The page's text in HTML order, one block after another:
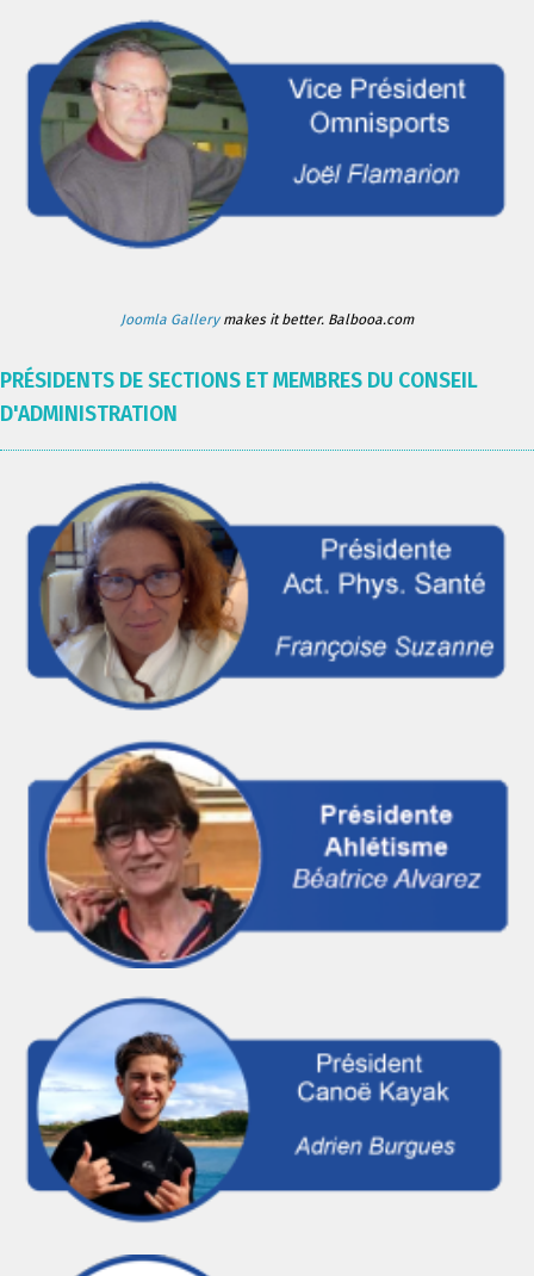
Joomla Gallerymakes it better. Balbooa.com
PRÉSIDENTS DE SECTIONS ET MEMBRES DU CONSEIL
D'ADMINISTRATION